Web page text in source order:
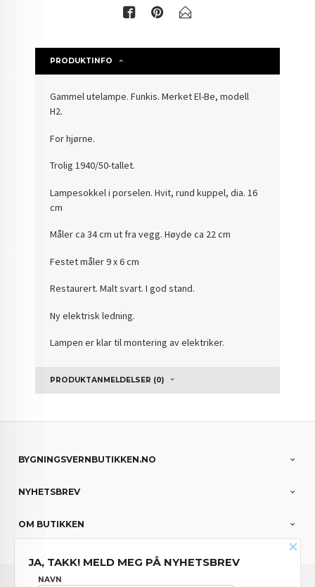
PRODUKTINFO
Gammel utelampe. Funkis. Merket El-Be, modell
H2.
For hjørne.
Trolig 1940/50-tallet.
Lampesokkel i porselen. Hvit, rund kuppel, dia. 16
cm
Måler ca 34 cm ut fra vegg. Høyde ca 22 cm
Festet måler 9 x 6 cm
Restaurert. Malt svart. I god stand.
Ny elektrisk ledning.
Lampen er klar til montering av elektriker.
PRODUKTANMELDELSER (0)
BYGNINGSVERNBUTIKKEN.NO
NYHETSBREV
OM BUTIKKEN
FRAKT
×
JA, TAKK! MELD MEG PÅ NYHETSBREV
NAVN